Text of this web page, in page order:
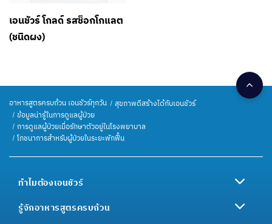
เอนชัวร์ โกลด์ รสช็อกโกแลต
(ชนิดผง)
อาหารสูตรครบถ้วน เอนชัวร์ทุกวัน
สุขภาพดีสร้างได้กับเอนชัวร์
ข้อมูลน่ารู้ในการดูแลผู้ป่วย
การดูแลผู้ป่วยเมื่อรักษาตัวอยู่ในโรงพยาบาล
โภชนาการสำหรับผู้ป่วยในระยะพักฟื้น
ทำไมต้องเอนชัวร์
รู้จักอาหารสูตรครบถ้วน